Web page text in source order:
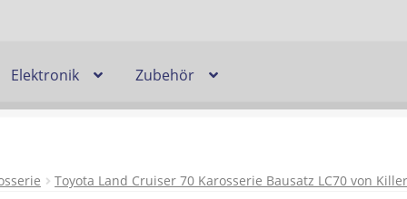
Elektronik Zubehör
Lieferzeit & VerfügbarkeitGutschein
Toyota Land Cruiser 70 Karosserie Bausatz LC70 von